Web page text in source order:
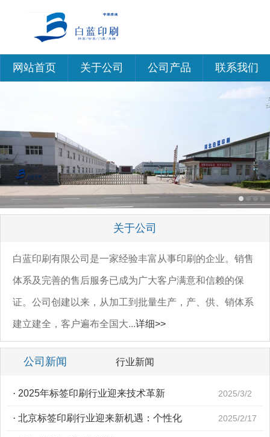
网站首页 关于公司 公司产品 联系我们
关于公司
白蓝印刷有限公司是一家经验丰富从事印刷的企业。销售
体系及完善的售后服务已成为广大客户满意和信赖的保
证。公司创建以来，从加工到批量生产，产、供、销体系
建立建全，客户遍布全国大...详细>>
公司新闻 行业新闻
· 2025年标签印刷行业迎来技术革新 2025/3/2
· 北京标签印刷行业迎来新机遇：个性化 2025/2/17